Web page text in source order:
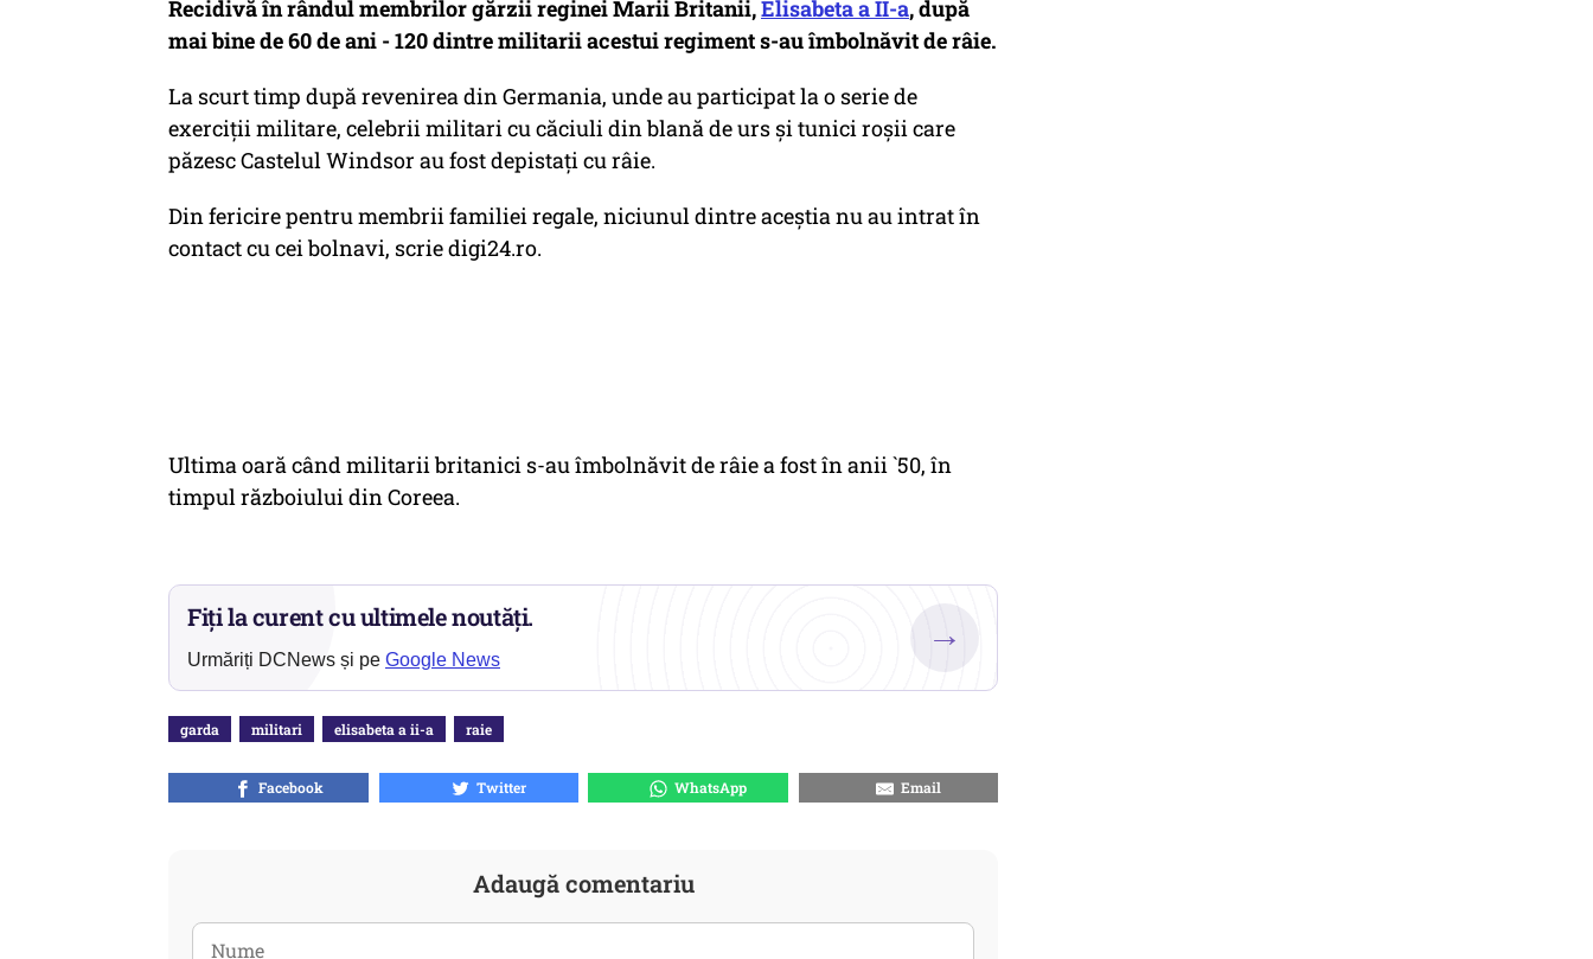
Recidivă în rândul membrilor gărzii reginei Marii Britanii,Elisabeta a II-a, după
mai bine de 60 de ani - 120 dintre militarii acestui regiment s-au îmbolnăvit de râie.
La scurt timp după revenirea din Germania, unde au participat la o serie de
exerciții militare, celebrii militari cu căciuli din blană de urs şi tunici roșii care
păzesc Castelul Windsor au fost depistați cu râie.
Din fericire pentru membrii familiei regale, niciunul dintre aceștia nu au intrat în
contact cu cei bolnavi, scrie digi24.ro.
Ultima oară când militarii britanici s-au îmbolnăvit de râie a fost în anii `50, în
timpul războiului din Coreea.
Fiți la curent cu ultimele noutăți.
Urmăriți DCNews și pe Google News
→
garda militari elisabeta a ii-a raie
Facebook Twitter WhatsApp Email
Adaugă comentariu